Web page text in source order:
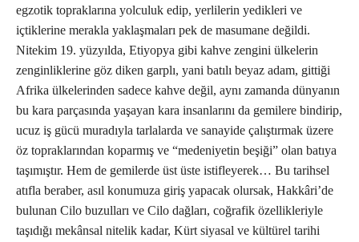
egzotik topraklarına yolculuk edip, yerlilerin yedikleri ve
içtiklerine merakla yaklaşmaları pek de masumane değildi.
Nitekim 19. yüzyılda, Etiyopya gibi kahve zengini ülkelerin
zenginliklerine göz diken garplı, yani batılı beyaz adam, gittiği
Afrika ülkelerinden sadece kahve değil, aynı zamanda dünyanın
bu kara parçasında yaşayan kara insanlarını da gemilere bindirip,
ucuz iş gücü muradıyla tarlalarda ve sanayide çalıştırmak üzere
öz topraklarından koparmış ve “medeniyetin beşiği” olan batıya
taşımıştır. Hem de gemilerde üst üste istifleyerek… Bu tarihsel
atıfla beraber, asıl konumuza giriş yapacak olursak, Hakkâri’de
bulunan Cilo buzulları ve Cilo dağları, coğrafik özellikleriyle
taşıdığı mekânsal nitelik kadar, Kürt siyasal ve kültürel tarihi